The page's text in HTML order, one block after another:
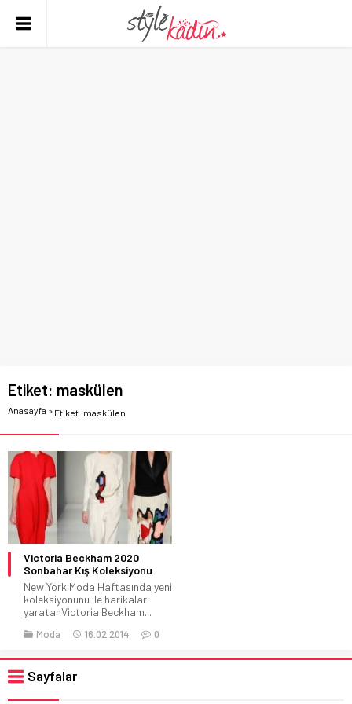
Etiket: maskülen
Anasayfa » Etiket: maskülen
Victoria Beckham 2020
Sonbahar Kış Koleksiyonu
New York Moda Haftasında yeni
koleksiyonunu ile harikalar
yaratanVictoria Beckham...
Moda 16.02.2014 0
Sayfalar